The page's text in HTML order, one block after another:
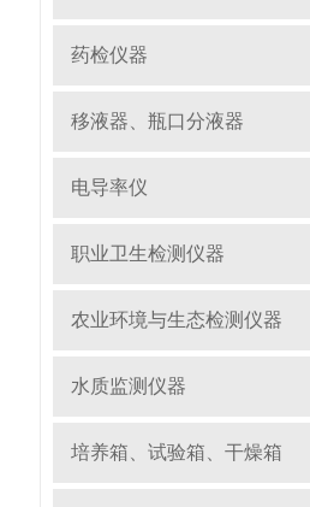
药检仪器
移液器、瓶口分液器
电导率仪
职业卫生检测仪器
农业环境与生态检测仪器
水质监测仪器
培养箱、试验箱、干燥箱